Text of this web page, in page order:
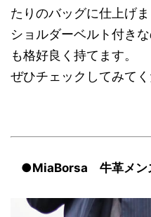
たりのバッグに仕上げま
ショルダーベルト付き
も格好良く持てます。
ぜひチェックしてみてく
●MiaBorsa 牛革メン